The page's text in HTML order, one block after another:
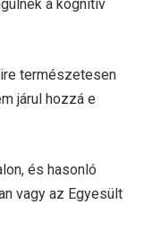
a kognitív
természetesen
járul hozzá e
és hasonló
vagy az Egyesült